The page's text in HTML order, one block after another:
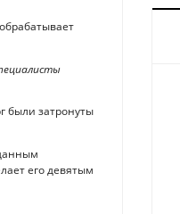
были затронуты
его девятым